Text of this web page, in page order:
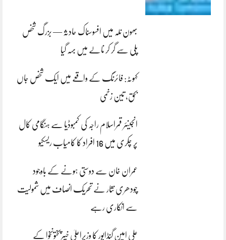
بھون نلہ میں افسوسناک حادثہ — بزرگ شخص
پلی سے گر کر نالے میں بہہ گیا
کہوٹہ: فائرنگ کے واقعے میں ایک شخص جاں
بحق، تین زخمی
انجینئر قمراسلام راجہ کی کمبوڈیا سے ہنگامی کال
پر چکری میں 16 افراد کا کامیاب ریسکیو
عمران خان سے دوستی ہونے کے باوجود
چودھری نثار نے تحریک انصاف میں شمولیت
سے انکاری رہے
علی امین گنڈاپور کا وزیراعلیٰ خیبرپختونخوا کے